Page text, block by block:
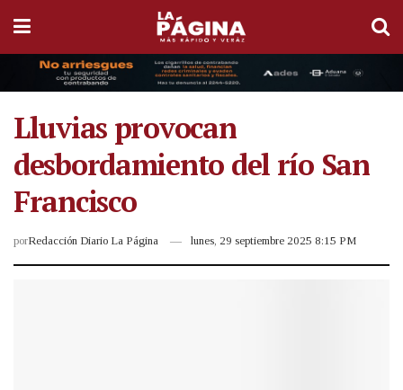
Lluvias provocan
desbordamiento del río San
Francisco
porRedacción Diario La Página lunes, 29 septiembre 2025 8:15 PM